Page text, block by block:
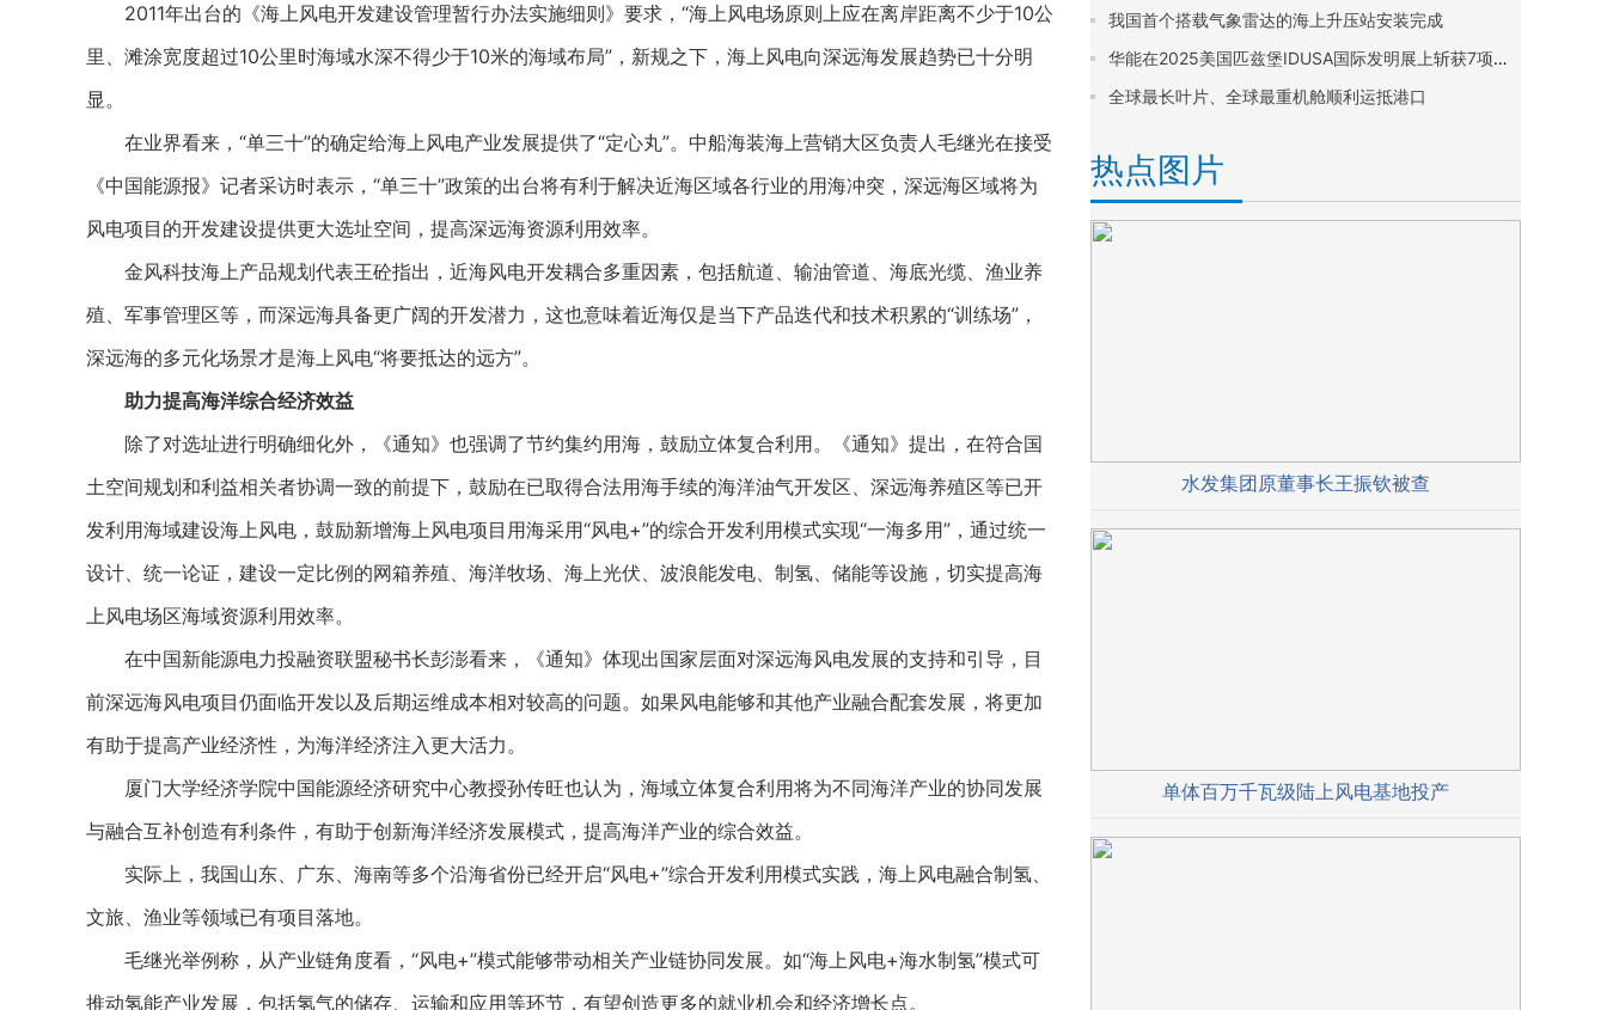
2011年出台的《海上风电开发建设管理暂行办法实施细则》要求，“海上风电场原则上应在离岸距离不少于10公
里、滩涂宽度超过10公里时海域水深不得少于10米的海域布局”，新规之下，海上风电向深远海发展趋势已十分明
显。
在业界看来，“单三十”的确定给海上风电产业发展提供了“定心丸”。中船海装海上营销大区负责人毛继光在接受
《中国能源报》记者采访时表示，“单三十”政策的出台将有利于解决近海区域各行业的用海冲突，深远海区域将为
风电项目的开发建设提供更大选址空间，提高深远海资源利用效率。
金风科技海上产品规划代表王砼指出，近海风电开发耦合多重因素，包括航道、输油管道、海底光缆、渔业养
殖、军事管理区等，而深远海具备更广阔的开发潜力，这也意味着近海仅是当下产品迭代和技术积累的“训练场”，
深远海的多元化场景才是海上风电“将要抵达的远方”。
助力提高海洋综合经济效益
除了对选址进行明确细化外，《通知》也强调了节约集约用海，鼓励立体复合利用。《通知》提出，在符合国
土空间规划和利益相关者协调一致的前提下，鼓励在已取得合法用海手续的海洋油气开发区、深远海养殖区等已开
发利用海域建设海上风电，鼓励新增海上风电项目用海采用“风电+”的综合开发利用模式实现“一海多用”，通过统一
设计、统一论证，建设一定比例的网箱养殖、海洋牧场、海上光伏、波浪能发电、制氢、储能等设施，切实提高海
上风电场区海域资源利用效率。
在中国新能源电力投融资联盟秘书长彭澎看来，《通知》体现出国家层面对深远海风电发展的支持和引导，目
前深远海风电项目仍面临开发以及后期运维成本相对较高的问题。如果风电能够和其他产业融合配套发展，将更加
有助于提高产业经济性，为海洋经济注入更大活力。
厦门大学经济学院中国能源经济研究中心教授孙传旺也认为，海域立体复合利用将为不同海洋产业的协同发展
与融合互补创造有利条件，有助于创新海洋经济发展模式，提高海洋产业的综合效益。
实际上，我国山东、广东、海南等多个沿海省份已经开启“风电+”综合开发利用模式实践，海上风电融合制氢、
文旅、渔业等领域已有项目落地。
毛继光举例称，从产业链角度看，“风电+”模式能够带动相关产业链协同发展。如“海上风电+海水制氢”模式可
推动氢能产业发展，包括氢气的储存、运输和应用等环节，有望创造更多的就业机会和经济增长点。
我国首个搭载气象雷达的海上升压站安装完成
华能在2025美国匹兹堡IDUSA国际发明展上斩获7项金奖
全球最长叶片、全球最重机舱顺利运抵港口
热点图片
水发集团原董事长王振钦被查
单体百万千瓦级陆上风电基地投产